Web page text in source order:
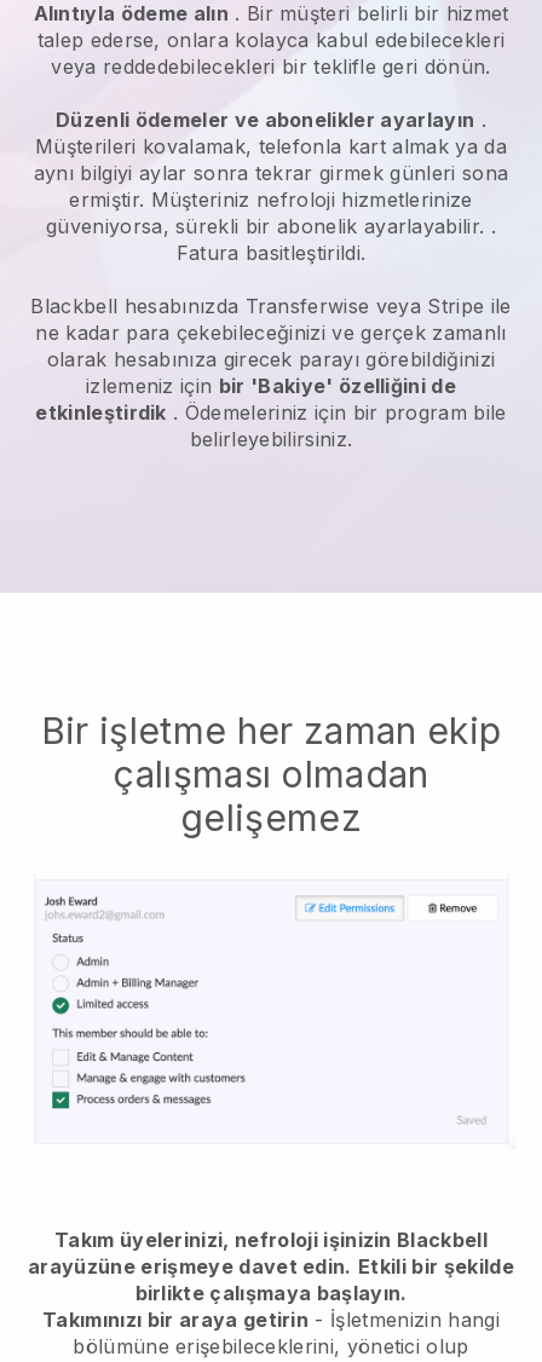
Alıntıyla ödeme alın . Bir müşteri belirli bir hizmet
talep ederse, onlara kolayca kabul edebilecekleri
veya reddedebilecekleri bir teklifle geri dönün.
Düzenli ödemeler ve abonelikler ayarlayın .
Müşterileri kovalamak, telefonla kart almak ya da
aynı bilgiyi aylar sonra tekrar girmek günleri sona
ermiştir. Müşteriniz nefroloji hizmetlerinize
güveniyorsa, sürekli bir abonelik ayarlayabilir. .
Fatura basitleştirildi.
Blackbell hesabınızda Transferwise veya Stripe ile
ne kadar para çekebileceğinizi ve gerçek zamanlı
olarak hesabınıza girecek parayı görebildiğinizi
izlemeniz için bir 'Bakiye' özelliğini de
etkinleştirdik . Ödemeleriniz için bir program bile
belirleyebilirsiniz.
Bir işletme her zaman ekip
çalışması olmadan
gelişemez
Takım üyelerinizi, nefroloji işinizin Blackbell
arayüzüne erişmeye davet edin. Etkili bir şekilde
birlikte çalışmaya başlayın.
Takımınızı bir araya getirin - İşletmenizin hangi
bölümüne erişebileceklerini, yönetici olup